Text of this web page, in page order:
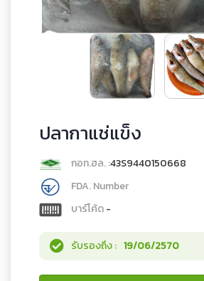
ปลากาแช่แข็ง
กอท.ฮล. :43S9440150668
FDA. Number
บาร์โค้ด-
รับรองถึง : 19/06/2570